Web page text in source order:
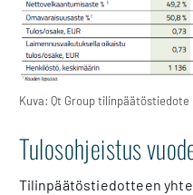
Kuva: Qt Group tilinpäätöstiedote
Tulosohjeistus
Tilinpäätöstiedotteen